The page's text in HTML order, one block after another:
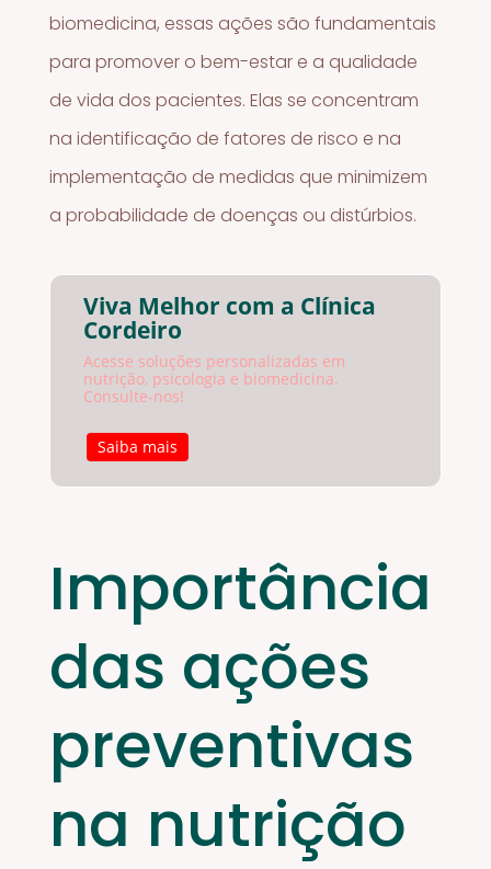
biomedicina, essas ações são fundamentais
para promover o bem-estar e a qualidade
de vida dos pacientes. Elas se concentram
na identificação de fatores de risco e na
implementação de medidas que minimizem
a probabilidade de doenças ou distúrbios.
Viva Melhor com a Clínica
Cordeiro
Acesse soluções personalizadas em
nutrição, psicologia e biomedicina.
Consulte-nos!
Saiba mais
Importância
das ações
preventivas
na nutrição